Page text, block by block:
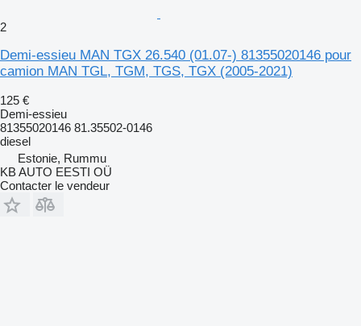
2
Demi-essieu MAN TGX 26.540 (01.07-) 81355020146 pour
camion MAN TGL, TGM, TGS, TGX (2005-2021)
125 €
Demi-essieu
81355020146 81.35502-0146
diesel
Estonie, Rummu
KB AUTO EESTI OÜ
Contacter le vendeur